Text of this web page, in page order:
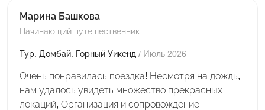
Марина Башкова
Начинающий путешественник
Тур: Домбай. Горный Уикенд / Июль 2026
Очень понравилась поездка! Несмотря на дождь,
нам удалось увидеть множество прекрасных
локаций, Организация и сопровождение